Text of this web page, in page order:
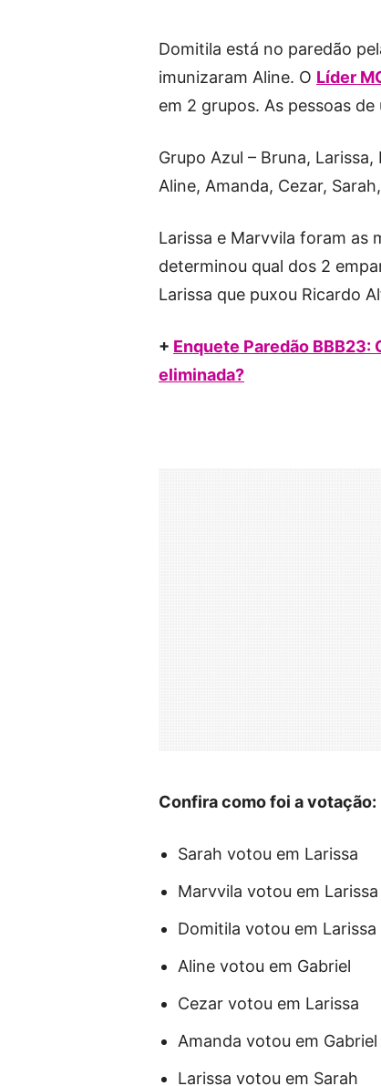
Domitila está no paredão
imunizaram Aline. O Líder
em 2 grupos. As pessoas
Grupo Azul – Bruna,
Aline, Amanda, Cezar,
Larissa e Marvvila foram as
determinou qual dos 2
Larissa que puxou Ricardo
+ Enquete Paredão BBB23:
eliminada?
Confira como foi a votação:
Sarah votou em Larissa
Marvvila votou em Larissa
Domitila votou em Larissa
Aline votou em Gabriel
Cezar votou em Larissa
Amanda votou em Gabriel
Larissa votou em Sarah